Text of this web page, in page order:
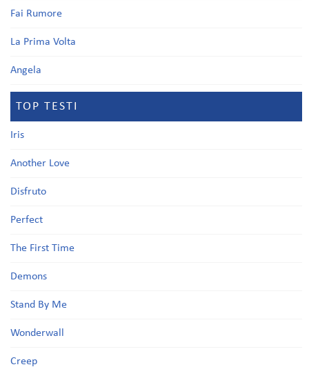
Fai Rumore
La Prima Volta
Angela
TOP TESTI
Iris
Another Love
Disfruto
Perfect
The First Time
Demons
Stand By Me
Wonderwall
Creep